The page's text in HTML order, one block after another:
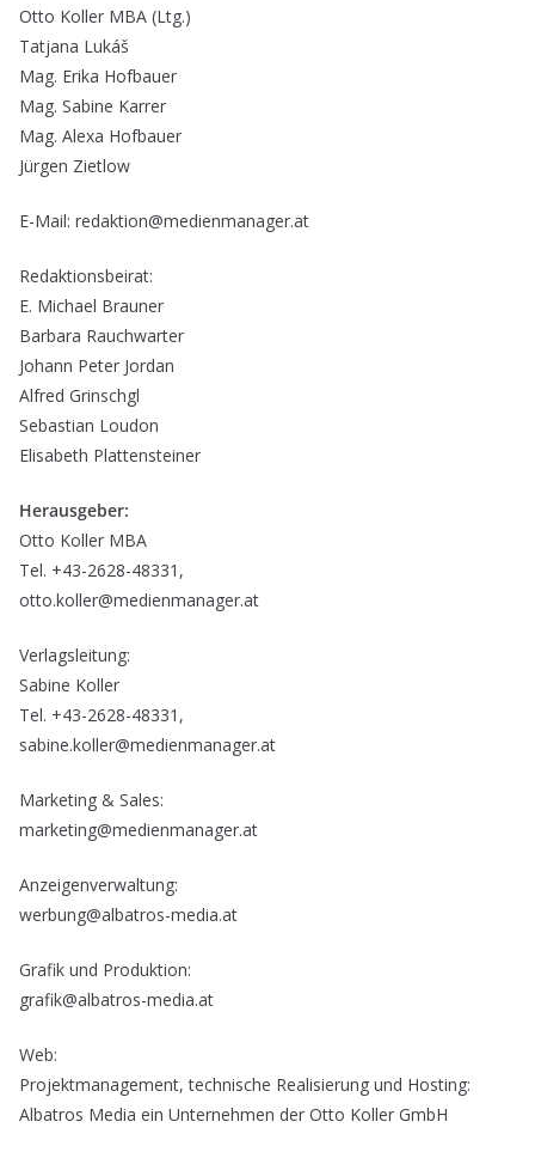
Otto Koller MBA (Ltg.)
Tatjana Lukáš
Mag. Erika Hofbauer
Mag. Sabine Karrer
Mag. Alexa Hofbauer
Jürgen Zietlow
E-Mail: redaktion@medienmanager.at
Redaktionsbeirat:
E. Michael Brauner
Barbara Rauchwarter
Johann Peter Jordan
Alfred Grinschgl
Sebastian Loudon
Elisabeth Plattensteiner
Herausgeber:
Otto Koller MBA
Tel. +43-2628-48331,
otto.koller@medienmanager.at
Verlagsleitung:
Sabine Koller
Tel. +43-2628-48331,
sabine.koller@medienmanager.at
Marketing & Sales:
marketing@medienmanager.at
Anzeigenverwaltung:
werbung@albatros-media.at
Grafik und Produktion:
grafik@albatros-media.at
Web:
Projektmanagement, technische Realisierung und Hosting:
Albatros Media ein Unternehmen der Otto Koller GmbH